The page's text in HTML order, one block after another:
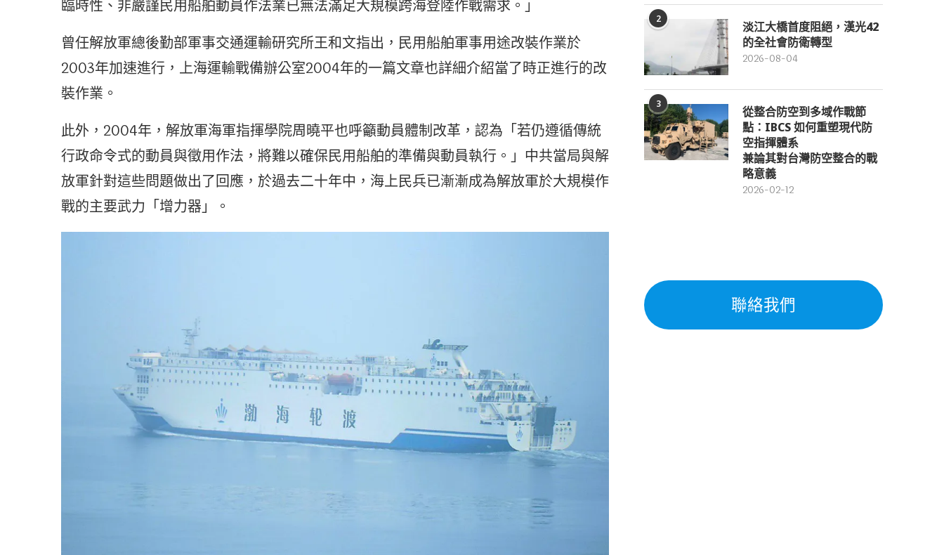
臨時性、非嚴謹民用船舶動員作法業已無法滿足大規模跨海登陸作戰需求。」
曾任解放軍總後勤部軍事交通運輸研究所王和文指出，民用船舶軍事用途改裝作業於
2003年加速進行，上海運輸戰備辦公室2004年的一篇文章也詳細介紹當了時正進行的改
裝作業。
此外，2004年，解放軍海軍指揮學院周曉平也呼籲動員體制改革，認為「若仍遵循傳統
行政命令式的動員與徵用作法，將難以確保民用船舶的準備與動員執行。」中共當局與解
放軍針對這些問題做出了回應，於過去二十年中，海上民兵已漸漸成為解放軍於大規模作
戰的主要武力「增力器」。
2
淡江大橋首度阻絕，漢光42
的全社會防衛轉型
2026-08-04
3
從整合防空到多域作戰節
點：IBCS 如何重塑現代防
空指揮體系
兼論其對台灣防空整合的戰
略意義
2026-02-12
聯絡我們